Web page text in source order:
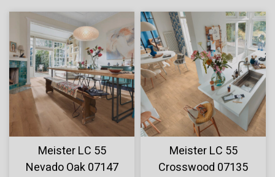
Meister LC 55
Nevado Oak 07147
Meister LC 55
Crosswood 07135